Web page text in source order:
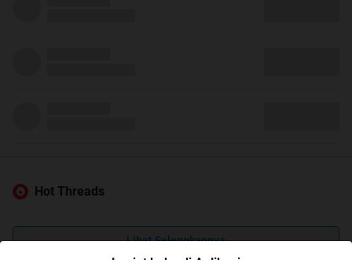
Hot Threads
Lihat Selengkapnya